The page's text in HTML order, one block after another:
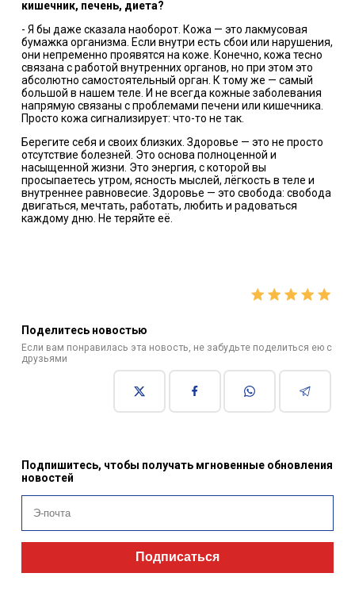
кишечник, печень, диета?
- Я бы даже сказала наоборот. Кожа — это лакмусовая
бумажка организма. Если внутри есть сбои или нарушения,
они непременно проявятся на коже. Конечно, кожа тесно
связана с работой внутренних органов, но при этом это
абсолютно самостоятельный орган. К тому же — самый
большой в нашем теле. И не всегда кожные заболевания
напрямую связаны с проблемами печени или кишечника.
Просто кожа сигнализирует: что-то не так.
Берегите себя и своих близких. Здоровье — это не просто
отсутствие болезней. Это основа полноценной и
насыщенной жизни. Это энергия, с которой вы
просыпаетесь утром, ясность мыслей, лёгкость в теле и
внутреннее равновесие. Здоровье — это свобода: свобода
двигаться, мечтать, работать, любить и радоваться
каждому дню. Не теряйте её.
Поделитесь новостью
Если вам понравилась эта новость, не забудьте поделиться ею с
друзьями
Подпишитесь, чтобы получать мгновенные обновления
новостей
Подписаться